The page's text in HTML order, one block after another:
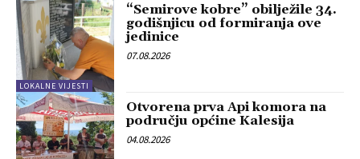
LOKALNE VIJESTI
“Semirove kobre” obilježile 34.
godišnjicu od formiranja ove
jedinice
07.08.2026
Otvorena prva Api komora na
području općine Kalesija
04.08.2026